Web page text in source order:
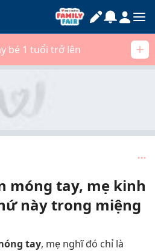
bé 1 tuổi trở lên
móng tay, mẹ kinh
này trong miệng
tay, mẹ nghĩ đó chỉ là